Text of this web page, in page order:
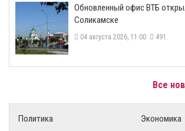
​Обновленный офис ВТБ
Соликамске
04 августа 2026, 11:00 491
Все
Политика
Экономика